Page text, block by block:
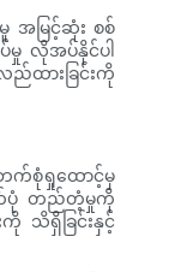
အမြင့်ဆုံး စစ်
မှု လိုအပ်နိုင်ပါ
ထားခြင်းကို
က်စုံရှုထောင့်မှ
ာက်ပုံ တည်တံ့မှုကို
သိရှိခြင်းနှင့်